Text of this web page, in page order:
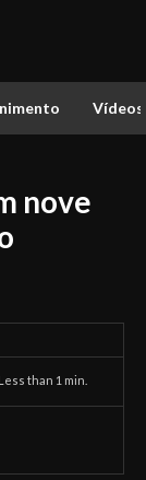
Vídeos
nove
Less than 1 min.